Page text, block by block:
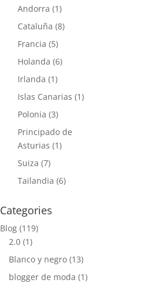
Andorra (1)
Cataluña (8)
Francia (5)
Holanda (6)
Irlanda (1)
Islas Canarias (1)
Polonia (3)
Principado de
Asturias (1)
Suiza (7)
Tailandia (6)
Categories
Blog (119)
2.0 (1)
Blanco y negro (13)
blogger de moda (1)